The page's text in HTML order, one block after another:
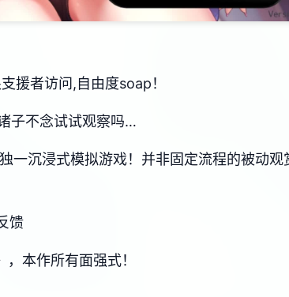
援者访问,自由度soap！
子不念试试观察吗…
沉浸式模拟游戏！并非固定流程的被动观
馈
本作所有面强式！